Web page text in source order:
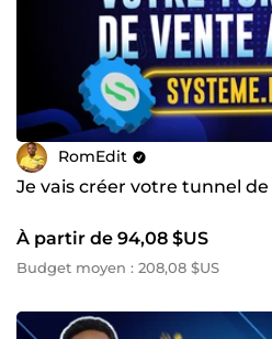
RomEdit
Je vais créer votre tunnel
À partir de 94,08 $US
Budget moyen : 208,08 $US